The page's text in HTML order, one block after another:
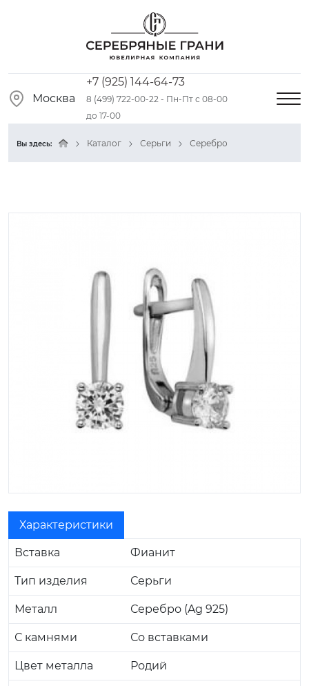
Москва
+7 (925) 144-64-73
8 (499) 722-00-22 - Пн-Пт с 08-00
до 17-00
Вы здесь: Каталог Серьги Серебро
Характеристики
Вставка Фианит
Тип изделия Серьги
Металл Серебро (Ag 925)
С камнями Со вставками
Цвет металла Родий